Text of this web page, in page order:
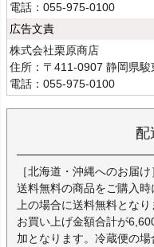
電話：055-975-0100
広告文責
株式会社栗原商店
住所：〒411-0907 静岡県
電話：055-975-0100
配
［北海道・沖縄へのお届け
送料無料の商品をご購入
上の場合に送料無料となり
お買い上げ金額合計が
加となります。冷蔵便の場